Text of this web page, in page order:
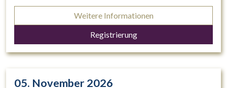
Möglichkeiten der Vereinbarkeit von Familie und Beruf
in der Führung diskutieren
zur Resilienzförderung kennen
Weitere Informationen
Registrierung
05. November 2026